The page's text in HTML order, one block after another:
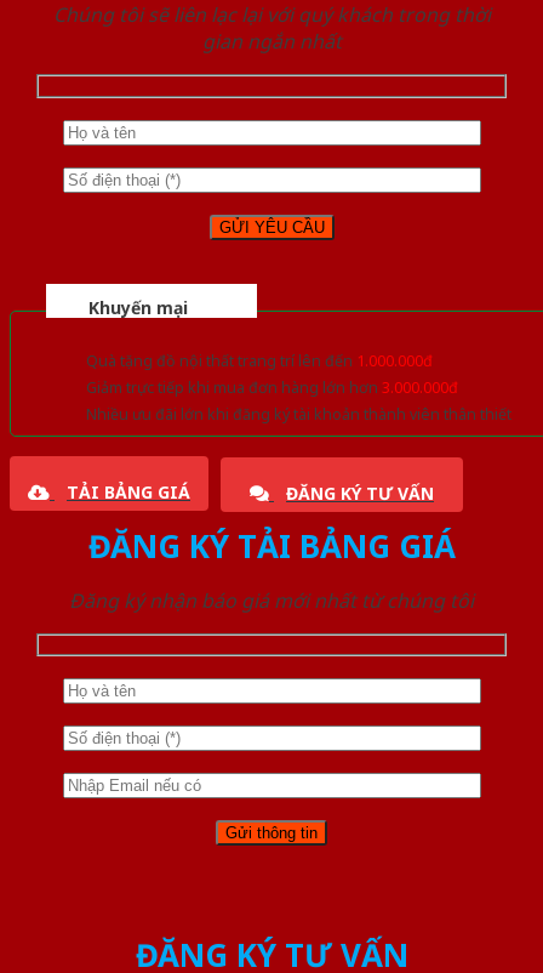
Chúng tôi sẽ liên lạc lại với quý khách trong thời
gian ngắn nhất
Khuyến mại
Quà tặng đồ nội thất trang trí lên đến 1.000.000đ
Giảm trực tiếp khi mua đơn hàng lớn hơn 3.000.000đ
Nhiều ưu đãi lớn khi đăng ký tài khoản thành viên thân thiết
TẢI BẢNG GIÁ ĐĂNG KÝ TƯ VẤN
ĐĂNG KÝ TẢI BẢNG GIÁ
Đăng ký nhận báo giá mới nhất từ chúng tôi
ĐĂNG KÝ TƯ VẤN